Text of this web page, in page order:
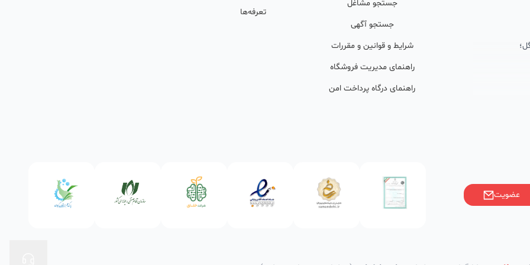
گرفته‌اند.
صاحبین کسب‌وکارها با
ایران
جستجو مشاغل
جستجو آگهی
شرایط و قوانین و مقررات
راهنمای مدیریت فروشگاه
راهنمای درگاه پرداخت امن
تعرفه‌ها
عضویت